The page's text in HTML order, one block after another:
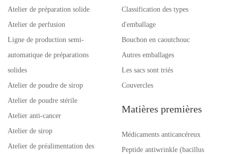
Atelier de préparation solide
Atelier de perfusion
Ligne de production semi-
automatique de préparations
solides
Atelier de poudre de sirop
Atelier de poudre stérile
Atelier anti-cancer
Atelier de sirop
Atelier de préalimentation des
Classification des types
d'emballage
Bouchon en caoutchouc
Autres emballages
Les sacs sont triés
Couvercles
Matières premières
Médicaments anticancéreux
Peptide antiwrinkle (bacillus